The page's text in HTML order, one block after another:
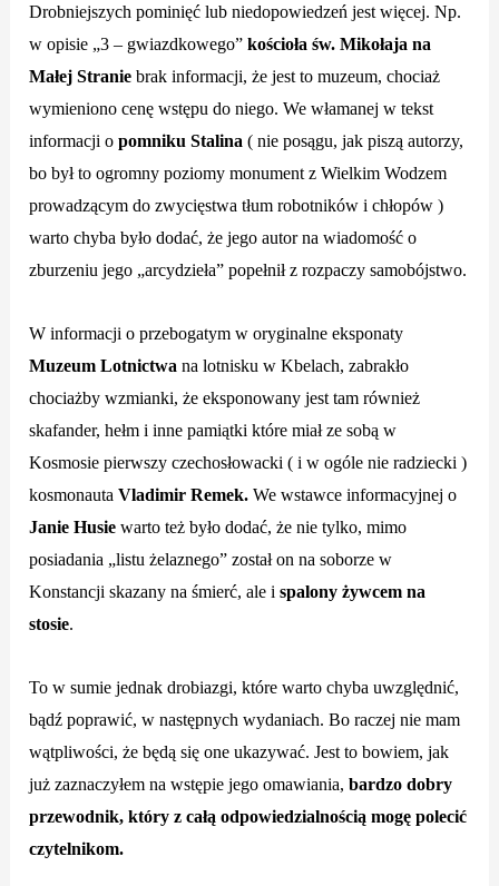
Drobniejszych pominięć lub niedopowiedzeń jest więcej. Np.
w opisie „3 – gwiazdkowego”kościoła św. Mikołaja na
Małej Straniebrak informacji, że jest to muzeum, chociaż
wymieniono cenę wstępu do niego. We włamanej w tekst
informacji opomniku Stalina ( nie posągu, jak piszą autorzy,
bo był to ogromny poziomy monument z Wielkim Wodzem
prowadzącym do zwycięstwa tłum robotników i chłopów )
warto chyba było dodać, że jego autor na wiadomość o
zburzeniu jego „arcydzieła” popełnił z rozpaczy samobójstwo.
W informacji o przebogatym w oryginalne eksponaty
Muzeum Lotnictwa na lotnisku w Kbelach, zabrakło
chociażby wzmianki, że eksponowany jest tam również
skafander, hełm i inne pamiątki które miał ze sobą w
Kosmosie pierwszy czechosłowacki ( i w ogóle nie radziecki )
kosmonautaVladimir Remek. We wstawce informacyjnej o
Janie Husie warto też było dodać, że nie tylko, mimo
posiadania „listu żelaznego” został on na soborze w
Konstancji skazany na śmierć, ale ispalony żywcem na
stosie.
To w sumie jednak drobiazgi, które warto chyba uwzględnić,
bądź poprawić, w następnych wydaniach. Bo raczej nie mam
wątpliwości, że będą się one ukazywać. Jest to bowiem, jak
już zaznaczyłem na wstępie jego omawiania,bardzo dobry
przewodnik, który z całą odpowiedzialnością mogę polecić
czytelnikom.